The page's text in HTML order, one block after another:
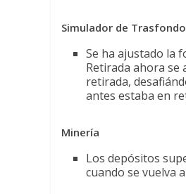
Simulador de Trasfondo
Se ha ajustado la
Retirada ahora se
retirada,
antes estaba en
Minería
Los depósitos
cuando se vuelva